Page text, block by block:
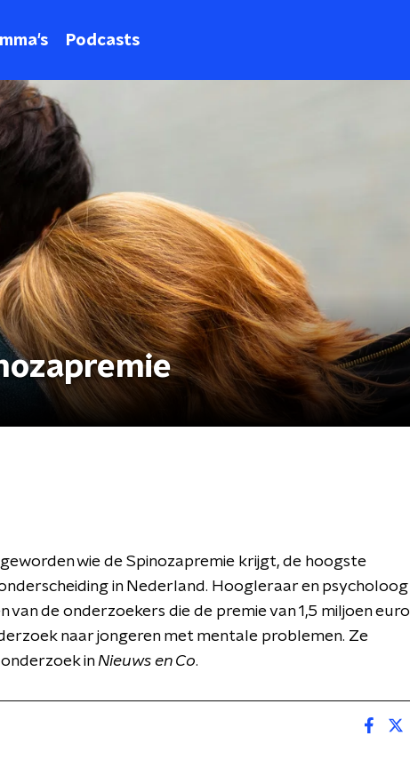
Podcasts
wie de Spinozapremie krijgt, de hoogste
in Nederland. Hoogleraar en psycholoog
van de onderzoekers die de premie van 1,5 miljoen euro
naar jongeren met mentale problemen. Ze
inNieuws en Co.